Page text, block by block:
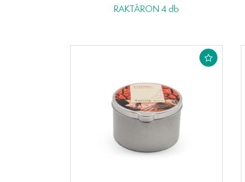
RAKTÁRON 4 db